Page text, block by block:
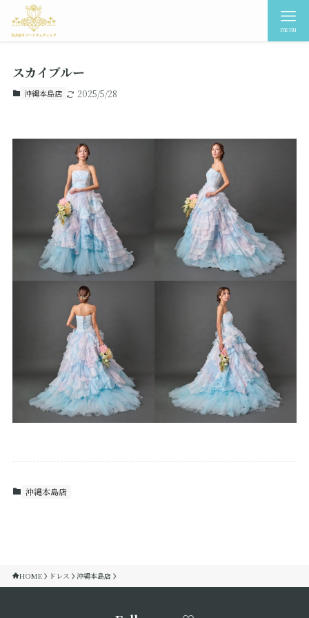
menu
スカイブルー
沖縄本島店 2025/5/28
沖縄本島店
HOME ドレス 沖縄本島店